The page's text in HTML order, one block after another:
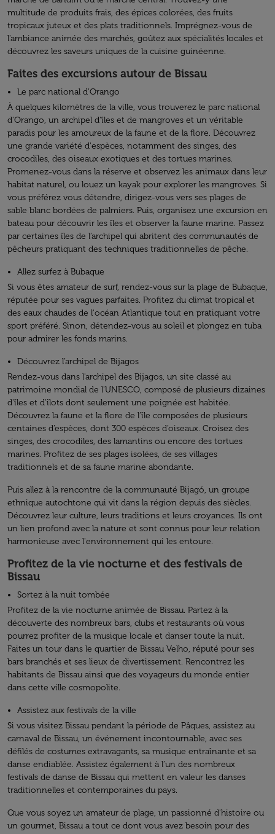
multitude de produits frais, des épices colorées, des fruits
tropicaux juteux et des plats traditionnels. Imprégnez-vous de
l'ambiance animée des marchés, goûtez aux spécialités locales et
découvrez les saveurs uniques de la cuisine guinéenne.
Faites des excursions autour de Bissau
Le parc national d’Orango
À quelques kilomètres de la ville, vous trouverez le parc national
d'Orango, un archipel d'îles et de mangroves et un véritable
paradis pour les amoureux de la faune et de la flore. Découvrez
une grande variété d'espèces, notamment des singes, des
crocodiles, des oiseaux exotiques et des tortues marines.
Promenez-vous dans la réserve et observez les animaux dans leur
habitat naturel, ou louez un kayak pour explorer les mangroves. Si
vous préférez vous détendre, dirigez-vous vers ses plages de
sable blanc bordées de palmiers. Puis, organisez une excursion en
bateau pour découvrir les îles et observer la faune marine. Passez
par certaines îles de l’archipel qui abritent des communautés de
pêcheurs pratiquant des techniques traditionnelles de pêche.
Allez surfez à Bubaque
Si vous êtes amateur de surf, rendez-vous sur la plage de Bubaque,
réputée pour ses vagues parfaites. Profitez du climat tropical et
des eaux chaudes de l'océan Atlantique tout en pratiquant votre
sport préféré. Sinon, détendez-vous au soleil et plongez en tuba
pour admirer les fonds marins.
Découvrez l’archipel de Bijagos
Rendez-vous dans l'archipel des Bijagos, un site classé au
patrimoine mondial de l'UNESCO, composé de plusieurs dizaines
d'îles et d'îlots dont seulement une poignée est habitée.
Découvrez la faune et la flore de l’île composées de plusieurs
centaines d’espèces, dont 300 espèces d’oiseaux. Croisez des
singes, des crocodiles, des lamantins ou encore des tortues
marines. Profitez de ses plages isolées, de ses villages
traditionnels et de sa faune marine abondante.
Puis allez à la rencontre de la communauté Bijagó, un groupe
ethnique autochtone qui vit dans la région depuis des siècles.
Découvrez leur culture, leurs traditions et leurs croyances. Ils ont
un lien profond avec la nature et sont connus pour leur relation
harmonieuse avec l'environnement qui les entoure.
Profitez de la vie nocturne et des festivals de
Bissau
Sortez à la nuit tombée
Profitez de la vie nocturne animée de Bissau. Partez à la
découverte des nombreux bars, clubs et restaurants où vous
pourrez profiter de la musique locale et danser toute la nuit.
Faites un tour dans le quartier de Bissau Velho, réputé pour ses
bars branchés et ses lieux de divertissement. Rencontrez les
habitants de Bissau ainsi que des voyageurs du monde entier
dans cette ville cosmopolite.
Assistez aux festivals de la ville
Si vous visitez Bissau pendant la période de Pâques, assistez au
carnaval de Bissau, un événement incontournable, avec ses
défilés de costumes extravagants, sa musique entraînante et sa
danse endiablée. Assistez également à l’un des nombreux
festivals de danse de Bissau qui mettent en valeur les danses
traditionnelles et contemporaines du pays.
Que vous soyez un amateur de plage, un passionné d'histoire ou
un gourmet, Bissau a tout ce dont vous avez besoin pour des